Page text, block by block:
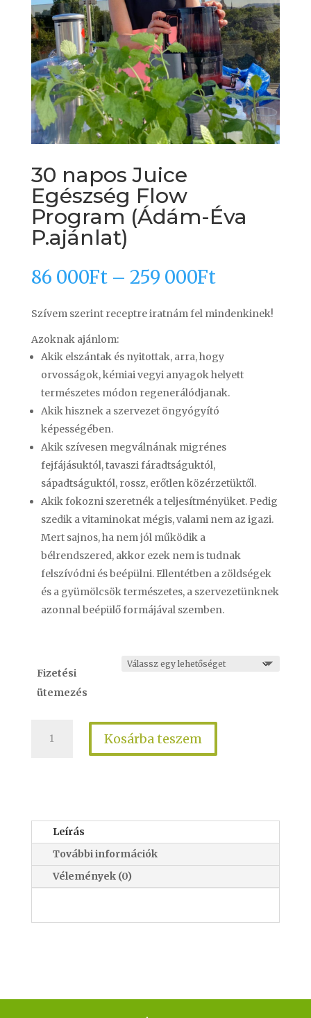
30 napos Juice
Egészség Flow
Program (Ádám-Éva
P.ajánlat)
86 000Ft – 259 000Ft
Szívem szerint receptre iratnám fel mindenkinek!
Azoknak ajánlom:
Akik elszántak és nyitottak, arra, hogy
orvosságok, kémiai vegyi anyagok helyett
természetes módon regenerálódjanak.
Akik hisznek a szervezet öngyógyító
képességében.
Akik szívesen megválnának migrénes
fejfájásuktól, tavaszi fáradtságuktól,
sápadtságuktól, rossz, erőtlen közérzetüktől.
Akik fokozni szeretnék a teljesítményüket. Pedig
szedik a vitaminokat mégis, valami nem az igazi.
Mert sajnos, ha nem jól működik a
bélrendszered, akkor ezek nem is tudnak
felszívódni és beépülni. Ellentétben a zöldségek
és a gyümölcsök természetes, a szervezetünknek
azonnal beépülő formájával szemben.
Fizetési
ütemezés
Kosárba teszem
Leírás
További információk
Vélemények (0)